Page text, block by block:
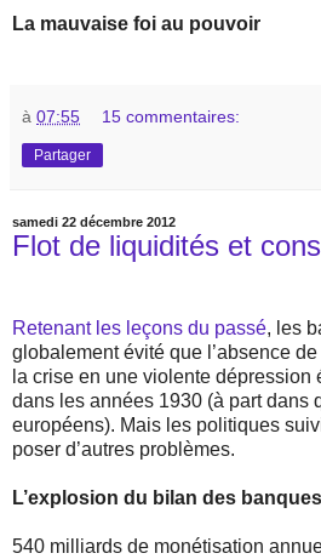
La mauvaise foi au pouvoir
à 07:55 15 commentaires:
Partager
samedi 22 décembre 2012
Flot de liquidités et
Retenant les leçons du passé, les
globalement évité que l’absence
la crise en une violente dépression
dans les années 1930 (à part dans
européens). Mais les politiques
poser d’autres problèmes.
L’explosion du bilan des
540 milliards de monétisation